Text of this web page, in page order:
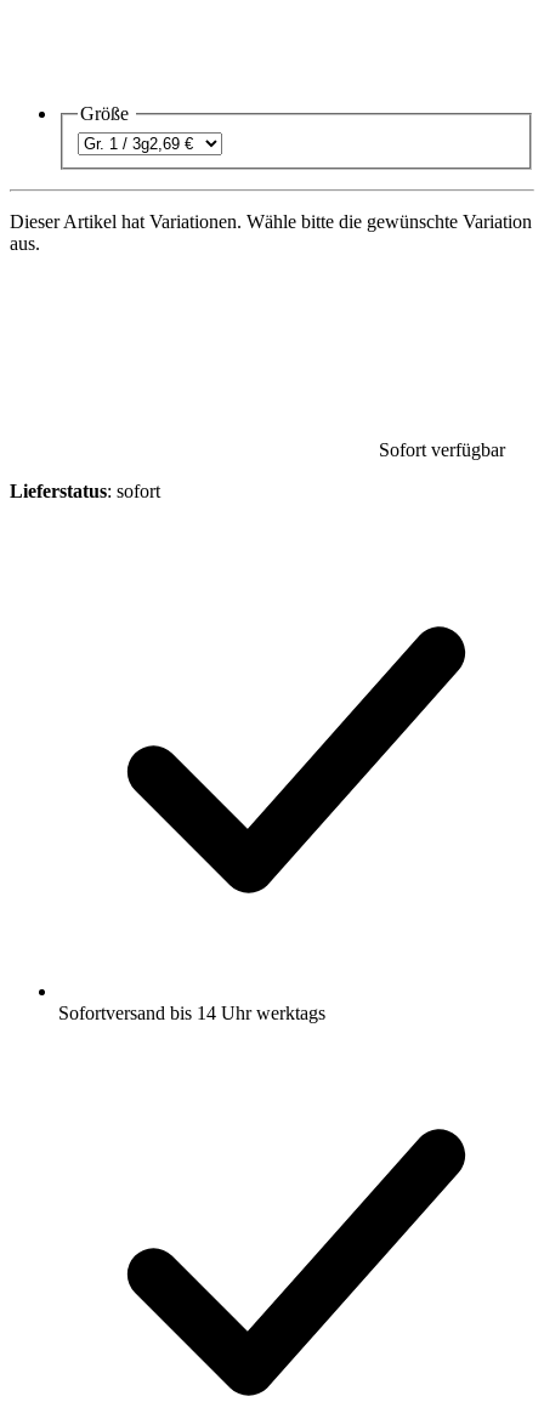
Größe
Dieser Artikel hat Variationen. Wähle bitte die gewünschte Variation
aus.
Sofort verfügbar
Lieferstatus: sofort
Sofortversand bis 14 Uhr werktags